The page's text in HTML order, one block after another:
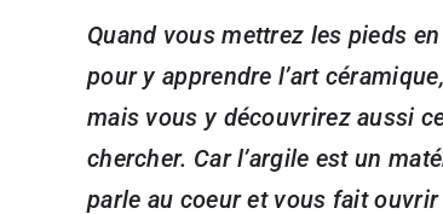
Quand vous mettrez les pieds
pour y apprendre l’art
mais vous y découvrirez aussi
chercher. Car l’argile est un
parle au coeur et vous fait